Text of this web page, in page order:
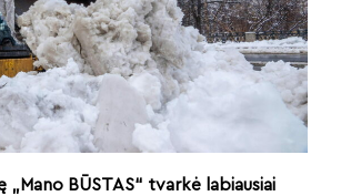
„Mano BŪSTAS“ tvarkė labiausiai